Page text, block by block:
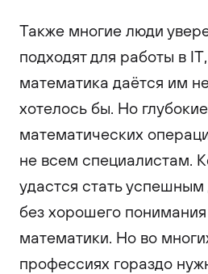
Также многие люди
подходят для работы в
математика даётся им
хотелось бы. Но
математических
не всем специалистам.
удастся стать
без хорошего понимания
математики. Но во
профессиях гораздо